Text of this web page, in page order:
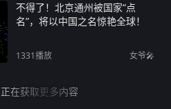
不得了！北京通州被国家“点
名”，将以中国之名惊艳全球！
1331播放 女爷🎤
正在获取更多内容